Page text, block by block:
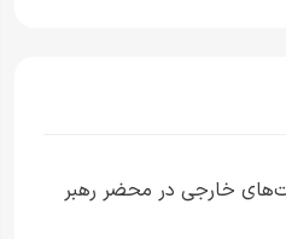
خارجی در محضر رهبر